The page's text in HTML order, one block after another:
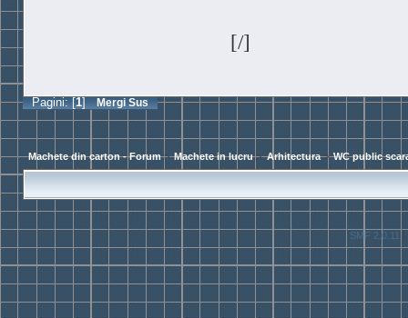
[/]
Pagini: [1]Mergi Sus
Machete din carton - Forum> Machete in lucru> Arhitectura> WC public
SMF 2.0.11